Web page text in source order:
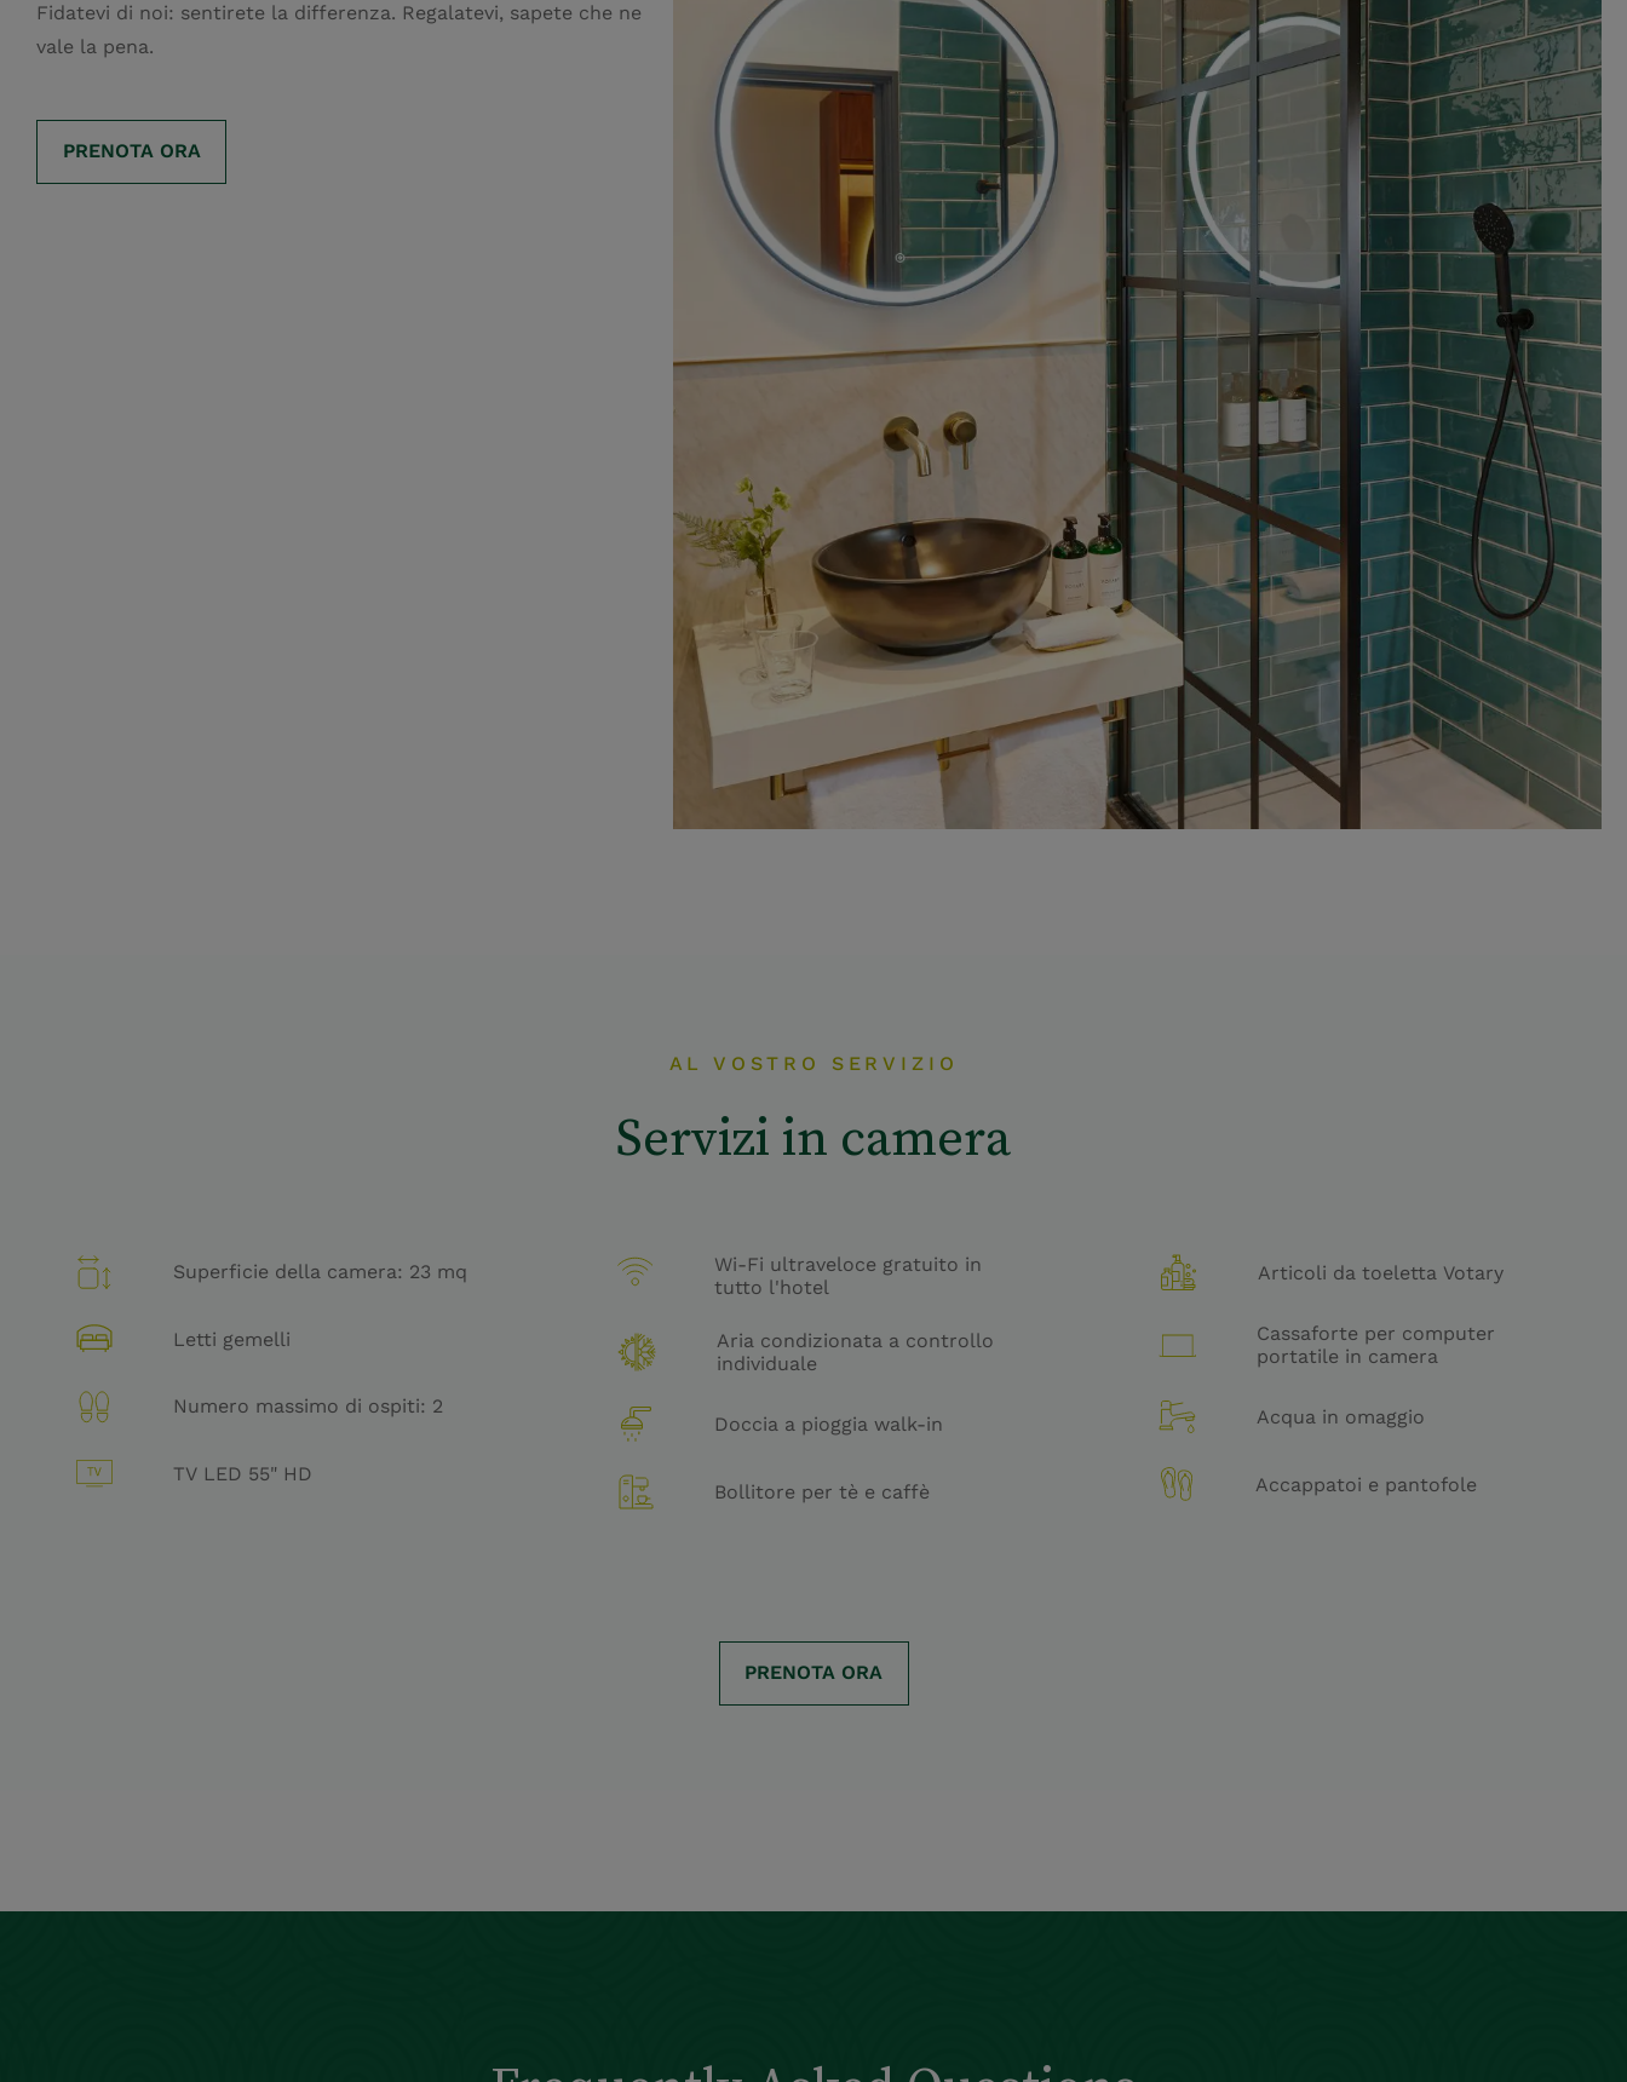
Fidatevi di noi: sentirete la differenza. Regalatevi, sapete che ne
vale la pena.
PRENOTA ORA
AL VOSTRO SERVIZIO
Servizi in camera
Superficie della camera: 23 mq
Letti gemelli
Numero massimo di ospiti: 2
TV LED 55" HD
Wi-Fi ultraveloce gratuito in
tutto l'hotel
Aria condizionata a controllo
individuale
Doccia a pioggia walk-in
Bollitore per tè e caffè
Articoli da toeletta Votary
Cassaforte per computer
portatile in camera
Acqua in omaggio
Accappatoi e pantofole
PRENOTA ORA